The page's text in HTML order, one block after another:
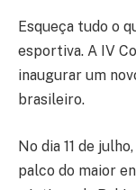
Esqueça tudo o
esportiva. A IV
inaugurar um
brasileiro.
No dia 11 de
palco do maior